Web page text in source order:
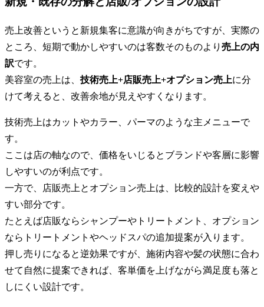
売上改善というと新規集客に意識が向きがちですが、実際の
ところ、短期で動かしやすいのは客数そのものより 売上の内
訳です。
美容室の売上は、 技術売上+店販売上+オプション売上に分
けて考えると、改善余地が見えやすくなります。
技術売上はカットやカラー、パーマのような主メニューで
す。
ここは店の軸なので、価格をいじるとブランドや客層に影響
しやすいのが利点です。
一方で、店販売上とオプション売上は、比較的設計を変えや
すい部分です。
たとえば店販ならシャンプーやトリートメント、オプション
ならトリートメントやヘッドスパの追加提案が入ります。
押し売りになると逆効果ですが、施術内容や髪の状態に合わ
せて自然に提案できれば、客単価を上げながら満足度も落と
しにくい設計です。